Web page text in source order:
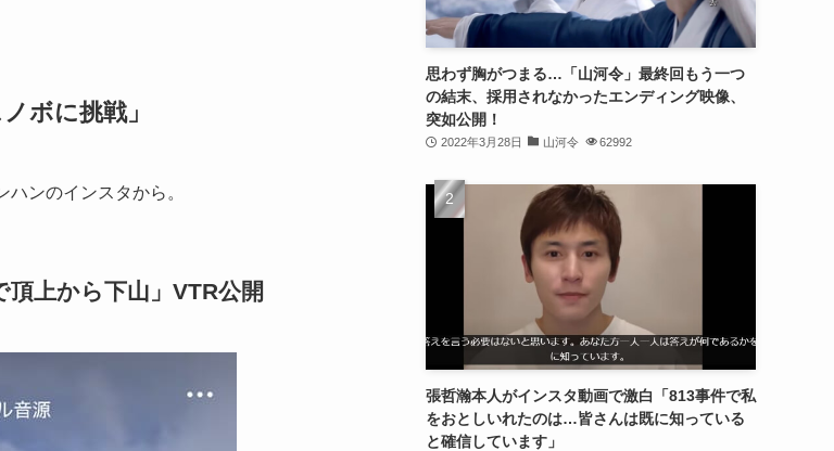
ボに挑戦」
ンのインスタから。
上から下山」VTR公開
(21)
(25)
(25)
(29)
(30)
(32)
(31)
思わず胸がつまる…「山河令」最終回もう一つ
の結末、採用されなかったエンディング映像、
突如公開！
2022年3月28日 山河令 62992
張哲瀚本人がインスタ動画で激白「813事件で私
をおとしいれたのは…皆さんは既に知っている
と確信しています」